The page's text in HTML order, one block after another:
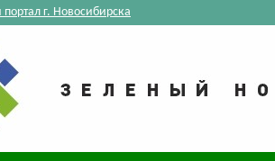
г. Новосибирска